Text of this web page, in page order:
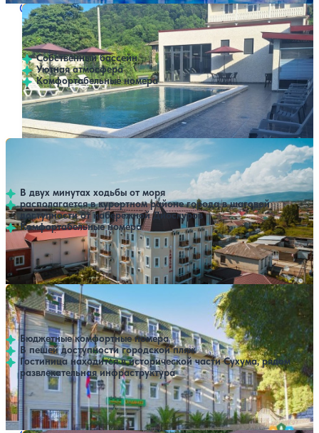
Отель Аква-Вилла Багмаран
54 отзыва
Сухум
Собственный бассейн
Уютная атмосфера
Комфортабельные номера
Открытый бассейн Расстояние до пляжа: 250 метров.
Нет цен или свободных мест на выбранные даты
Выбрать другой вариант
Отель Самсон
В двух минутах ходьбы от моря
располагается в курортном районе города в шаговой
доступности от набережной Диоскуров
Комфортабельные номера
Расстояние до пляжа: 170 метров.
Нет цен или свободных мест на выбранные даты
Выбрать другой вариант
Гостиница Олимп
3.943 отзыва
Сухум
Бюджетные комфортные номера
В пешей доступности городской пляж
Гостиница находится в исторической части Сухума, рядом
развлекательная инфраструктура
Расстояние до пляжа: 800 метров.
Нет цен или свободных мест на выбранные даты
Выбрать другой вариант